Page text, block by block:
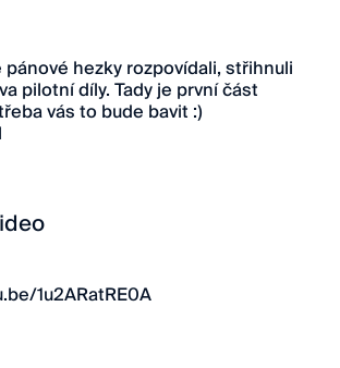
hezky rozpovídali, střihnuli
pilotní díly. Tady je první část
vás to bude bavit :)
1u2ARatRE0A